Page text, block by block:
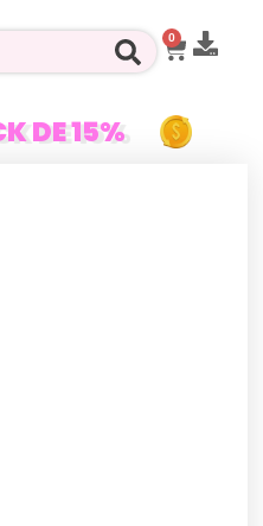
0
DE 15%